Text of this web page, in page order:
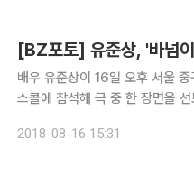
[BZ포토] 유준상, '바넘
배우 유준상이 16일 오후 서울
스콜에 참석해 극 중 한 장면을 선보이고 있다. '바넘 : 위대한 쇼맨'은
생애를 기반으로 하여 만들어졌
2018-08-16 15:31